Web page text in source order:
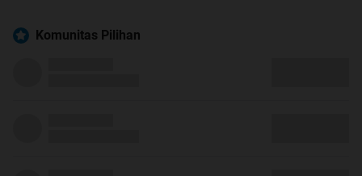
Komunitas Pilihan